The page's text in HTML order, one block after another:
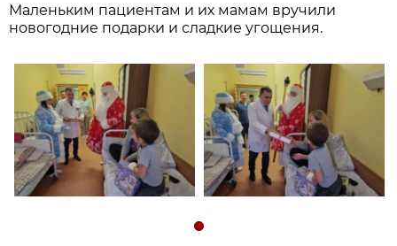
Маленьким пациентам и их мамам вручили
новогодние подарки и сладкие угощения.